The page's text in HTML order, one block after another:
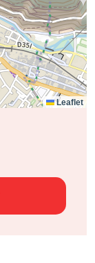
Leaflet